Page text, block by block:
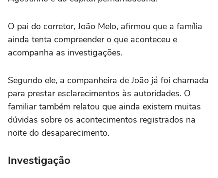
O pai do corretor, João Melo, afirmou que a família
ainda tenta compreender o que aconteceu e
acompanha as investigações.
Segundo ele, a companheira de João já foi chamada
para prestar esclarecimentos às autoridades. O
familiar também relatou que ainda existem muitas
dúvidas sobre os acontecimentos registrados na
noite do desaparecimento.
Investigação